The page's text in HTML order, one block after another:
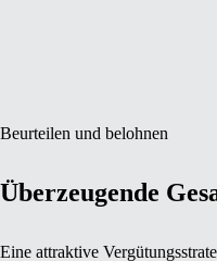
Beurteilen und belohnen
Überzeugende
Eine attraktive